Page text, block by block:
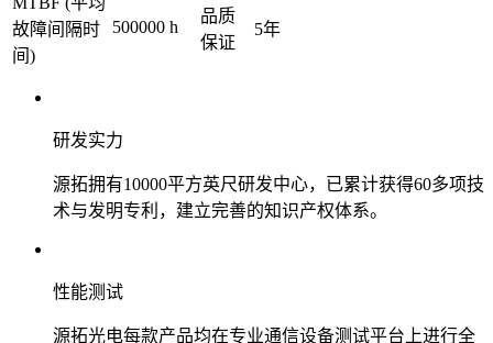
故障间隔时
间)
500000 h
品质
保证
5年
研发实力
源拓拥有10000平方英尺研发中心，已累计获得60多项技
术与发明专利，建立完善的知识产权体系。
性能测试
源拓光电每款产品均在专业通信设备测试平台上进行全